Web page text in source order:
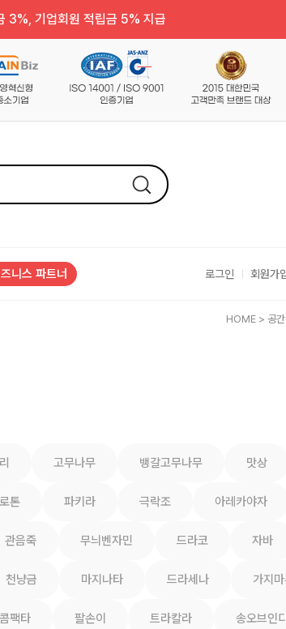
3%, 기업회원 적립금 5% 지급
니스 파트너 로그인 회원가
HOME > 공
고무나무 뱅갈고무나무 맛상
톤 파키라 극락조 아레카야자
관음죽 무늬벤자민 드라코 자바
천냥금 마지나타 드라세나 가지
콤팩타 팔손이 트라칼라 송오브인